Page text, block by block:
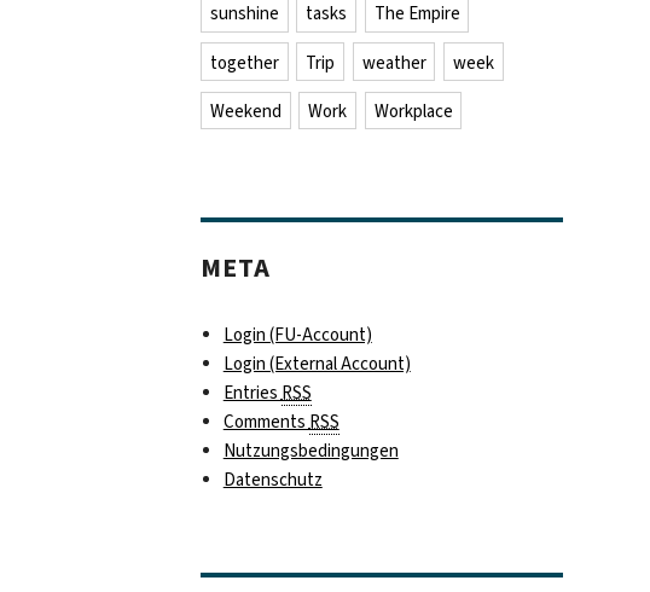
sunshine tasks The Empire
together Trip weather week
Weekend Work Workplace
META
Login (FU-Account)
Login (External Account)
EntriesRSS
CommentsRSS
Nutzungsbedingungen
Datenschutz